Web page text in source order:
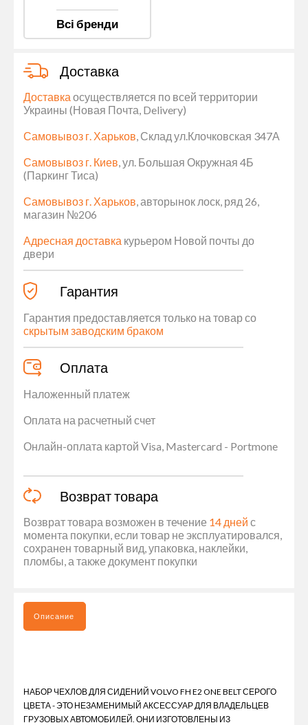
Всі бренди
Доставка
Доставка осуществляется по всей территории
Украины (Новая Почта, Delivery)
Самовывоз г. Харьков, Склад ул.Клочковская 347А
Самовывоз г. Киев, ул. Большая Окружная 4Б
(Паркинг Тиса)
Самовывоз г. Харьков, авторынок лоск, ряд 26,
магазин №206
Адресная доставка курьером Новой почты до
двери
Гарантия
Гарантия предоставляется только на товар со
скрытым заводским браком
Оплата
Наложенный платеж
Оплата на расчетный счет
Онлайн-оплата картой Visa, Mastercard - Portmone
Возврат товара
Возврат товара возможен в течение 14 дней с
момента покупки, если товар не эксплуатировался,
сохранен товарный вид, упаковка, наклейки,
пломбы, а также документ покупки
Описание
НАБОР ЧЕХЛОВ ДЛЯ СИДЕНИЙ VOLVO FH E2 ONE BELT СЕРОГО
ЦВЕТА - ЭТО НЕЗАМЕНИМЫЙ АКСЕССУАР ДЛЯ ВЛАДЕЛЬЦЕВ
ГРУЗОВЫХ АВТОМОБИЛЕЙ. ОНИ ИЗГОТОВЛЕНЫ ИЗ